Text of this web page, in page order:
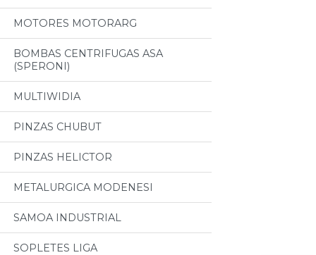
MOTORES MOTORARG
BOMBAS CENTRIFUGAS ASA
(SPERONI)
MULTIWIDIA
PINZAS CHUBUT
PINZAS HELICTOR
METALURGICA MODENESI
SAMOA INDUSTRIAL
SOPLETES LIGA